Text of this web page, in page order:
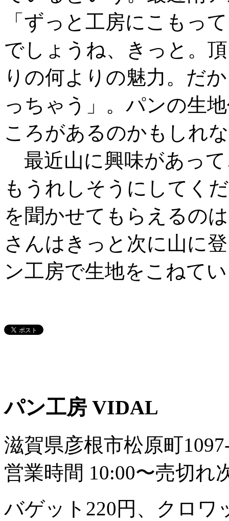
「ずっと工房にこもっ
でしょうね、きっと。
りの何よりの魅力。だ
っちゃう」。パンの生
ころがあるのかもしれ
最近山に興味があっ
もうれしそうにしてく
を聞かせてもらえるの
さんはきっと次に山に
ン工房で生地をこねて
パン工房 VIDAL
滋賀県彦根市松原町
営業時間 10:00〜売切れ
バゲット220円、クロワ